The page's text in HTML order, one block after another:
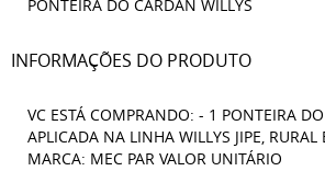
PONTEIRA DO CARDAN WILLYS
INFORMAÇÕES DO PRODUTO
VC ESTÁ COMPRANDO: - 1 PONTEIRA
APLICADA NA LINHA WILLYS JIPE,
MARCA: MEC PAR VALOR UNITÁRIO